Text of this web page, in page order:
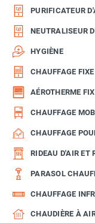
PURIFICATEUR
NEUTRALISEUR
HYGIÈNE
CHAUFFAGE
AÉROTHERME
CHAUFFAGE
CHAUFFAGE
RIDEAU D'AIR ET
PARASOL
CHAUFFAGE
CHAUDIÈRE À